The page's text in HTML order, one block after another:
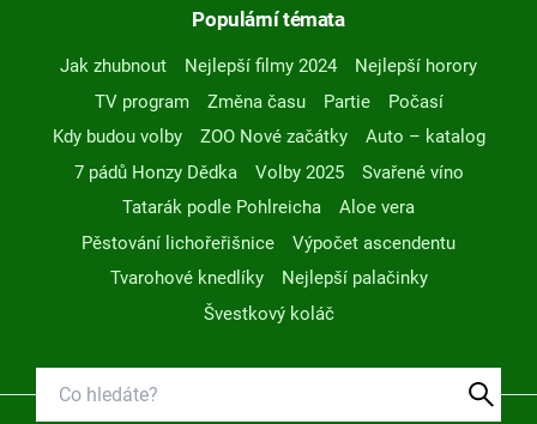
Populární témata
Jak zhubnout Nejlepší filmy 2024
Nejlepší horory
TV program
Změna času Partie
Počasí
Kdy budou volby
ZOO Nové začátky
Auto – katalog
7 pádů Honzy Dědka
Volby 2025
Svařené víno
Tatarák podle Pohlreicha
Aloe vera
Pěstování lichořeřišnice
Výpočet ascendentu
Tvarohové knedlíky
Nejlepší palačinky
Švestkový koláč